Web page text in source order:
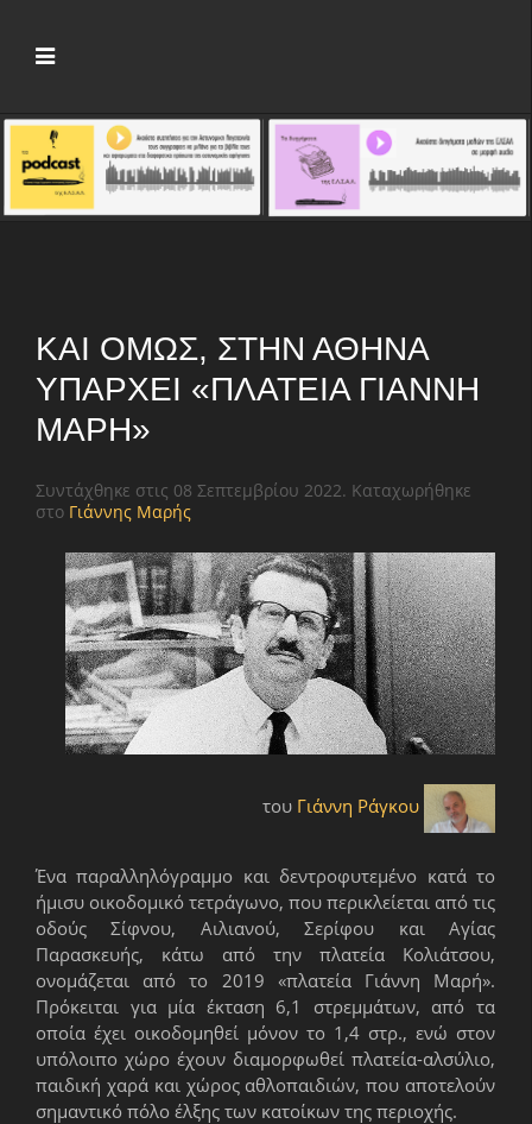
ΚΑΙ ΌΜΩΣ, ΣΤΗΝ ΑΘΉΝΑ
ΥΠΆΡΧΕΙ «ΠΛΑΤΕΊΑ ΓΙΆΝΝΗ
ΜΑΡΉ»
Συντάχθηκε στις 08 Σεπτεμβρίου 2022. Καταχωρήθηκε
στο Γιάννης Μαρής
του Γιάννη Ράγκου
Ένα παραλληλόγραμμο και δεντροφυτεμένο κατά το
ήμισυ οικοδομικό τετράγωνο, που περικλείεται από τις
οδούς Σίφνου, Αιλιανού, Σερίφου και Αγίας
Παρασκευής, κάτω από την πλατεία Κολιάτσου,
ονομάζεται από το 2019 «πλατεία Γιάννη Μαρή».
Πρόκειται για μία έκταση 6,1 στρεμμάτων, από τα
οποία έχει οικοδομηθεί μόνον το 1,4 στρ., ενώ στον
υπόλοιπο χώρο έχουν διαμορφωθεί πλατεία-αλσύλιο,
παιδική χαρά και χώρος αθλοπαιδιών, που αποτελούν
σημαντικό πόλο έλξης των κατοίκων της περιοχής.